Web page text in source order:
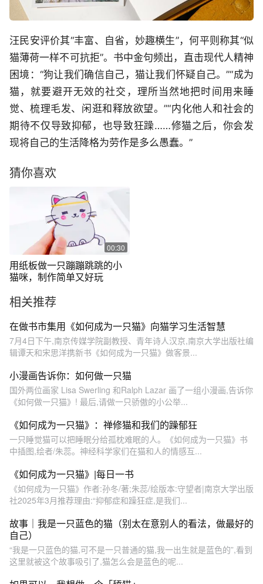
汪民安评价其“丰富、自省，妙趣横生”，何平则称其“似
猫薄荷一样不可抗拒”。书中金句频出，直击现代人精神
困境：“狗让我们确信自己，猫让我们怀疑自己。”“成为
猫，就要避开无效的社交，理所当然地把时间用来睡
觉、梳理毛发、闲逛和释放欲望。”“内化他人和社会的
期待不仅导致抑郁，也导致狂躁……修猫之后，你会发
现将自己的生活降格为劳作是多么愚蠢。”
猜你喜欢
00:30
用纸板做一只蹦蹦跳跳的小
猫咪，制作简单又好玩
相关推荐
在做书市集用《如何成为一只猫》向猫学习生活智慧
7月4日下午,南京传媒学院副教授、青年诗人汉京,南京大学出版社编
辑谭天和宋思洋携新书《如何成为一只猫》做客景...
小漫画告诉你：如何做一只猫
国外两位画家 Lisa Swerling 和Ralph Lazar 画了一组小漫画,告诉你
《如何做一只猫》! 最后,请做一只骄傲的小公举...
《如何成为一只猫》：禅修猫和我们的躁郁狂
一只睡觉猫可以把睡眠分给孤枕难眠的人。《如何成为一只猫》书
中插图,绘者/朱蕊。神经科学家们在猫和人的情感互...
《如何成为一只猫》|每日一书
《如何成为一只猫》作者:孙冬/著;朱蕊/绘版本:守望者|南京大学出版
社2025年3月推荐理由:“抑郁症和躁狂症,是我们...
故事｜我是一只蓝色的猫（别太在意别人的看法，做最好的
自己）
“我是一只蓝色的猫,可不是一只普通的猫,我一出生就是蓝色的”,看到
这里就被这个故事吸引了,猫怎么会是蓝色的呢...